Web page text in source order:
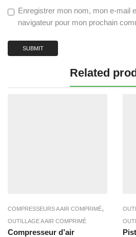
Enregistrer mon nom, mon e-mail
navigateur pour mon prochain
Related
COMPRESSEURS A AIR COMPRIMÉ,
OUTILLAGE A AIR COMPRIMÉ
Compresseur d’air